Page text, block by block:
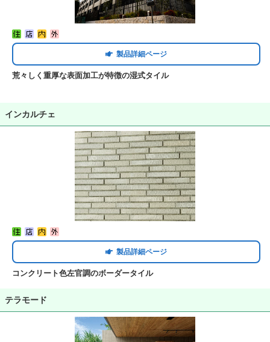
製品詳細ページ
荒々しく重厚な表面加工が特徴の湿式タイル
インカルチェ
製品詳細ページ
コンクリート色左官調のボーダータイル
テラモード